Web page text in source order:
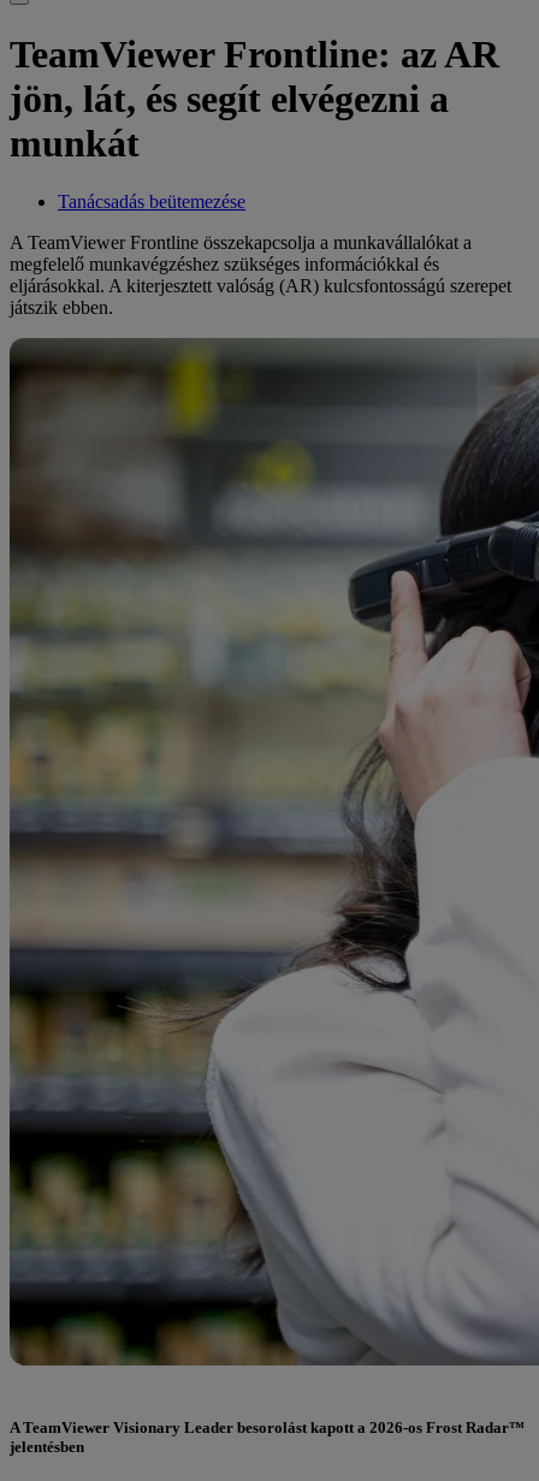
TeamViewer Frontline: az AR
jön, lát, és segít elvégezni a
munkát
Tanácsadás beütemezése
A TeamViewer Frontline összekapcsolja a munkavállalókat a
megfelelő munkavégzéshez szükséges információkkal és
eljárásokkal. A kiterjesztett valóság (AR) kulcsfontosságú szerepet
játszik ebben.
A TeamViewer Visionary Leader besorolást kapott a 2026-os Frost Radar™
jelentésben